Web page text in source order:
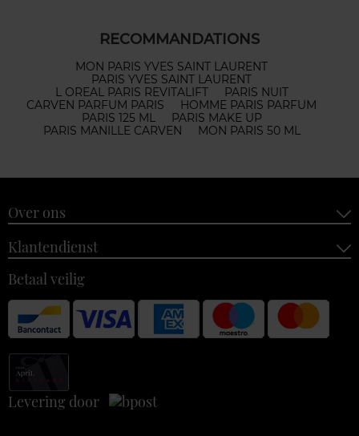
RECOMMANDATIONS
MON PARIS YVES SAINT LAURENT
PARIS YVES SAINT LAURENT
L OREAL PARIS REVITALIFT
PARIS NUIT
CARVEN PARFUM PARIS
HOMME PARIS PARFUM
PARIS 125 ML
PARIS MAKE UP
PARIS MANILLE CARVEN
MON PARIS 50 ML
Over ons
Klantendienst
Betaal veilig
Levering door